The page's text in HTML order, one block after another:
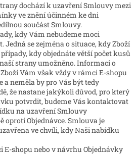
dochází k uzavření Smlouvy mezi
ve znění účinném ke dni
součást Smlouvy.
kdy Vám nebudeme moci
Jedná se zejména o situace, kdy Zboží
kdy objednáte větší počet kusů
strany umožněno. Informaci o
Vám však vždy v rámci E-shopu
a neměla by pro Vás být tedy
že nastane jakýkoli důvod, pro který
potvrdit, budeme Vás kontaktovat
na uzavření Smlouvy
oproti Objednávce. Smlouva je
ve chvíli, kdy Naši nabídku
E-shopu nebo v návrhu Objednávky